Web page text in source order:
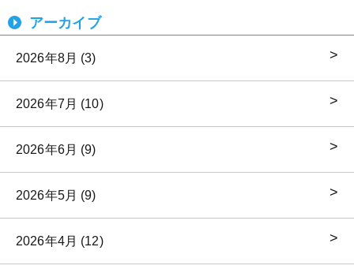
アーカイブ
2026年8月 (3)
2026年7月 (10)
2026年6月 (9)
2026年5月 (9)
2026年4月 (12)